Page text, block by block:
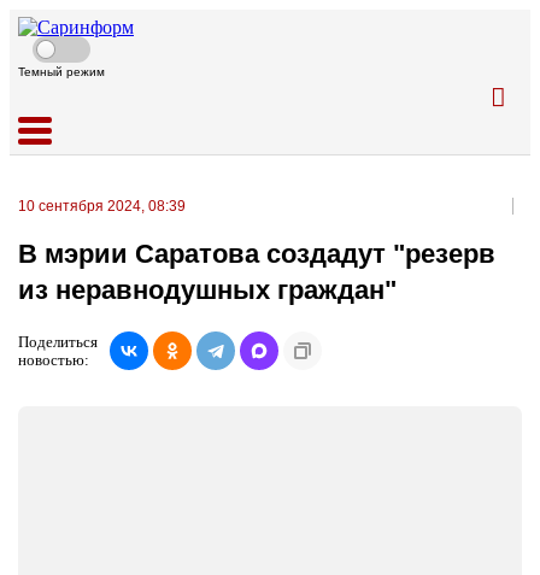
Темный режим
10 сентября 2024, 08:39
В мэрии Саратова создадут "резерв
из неравнодушных граждан"
Поделиться
новостью: